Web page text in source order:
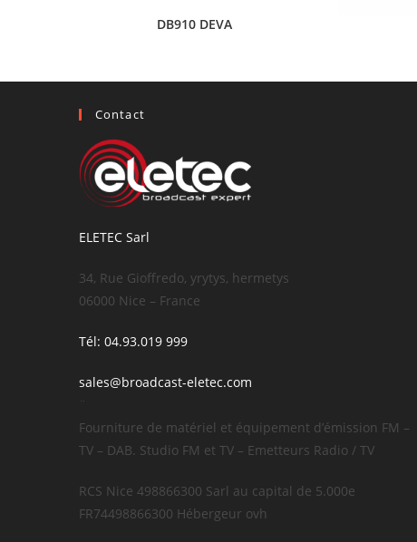
DB910 DEVA
Contact
ELETEC Sarl
34, Rue Gioffredo, yrytys, hermetys
06000 Nice – France
Tél: 04.93.019 999
sales@broadcast-eletec.com
¨
Fourniture de matériel et équipement d’émission FM –
TV – DAB. Studio FM et TV – Emetteurs Radio / TV
RCS Nice 498866300 Sarl au capital de 5.000e
FR74498866300 Hébergeur ovh